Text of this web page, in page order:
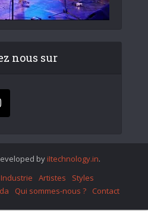
nous sur
by iItechnology.in.
Industrie Artistes
Styles
Qui sommes-nous ? Contact